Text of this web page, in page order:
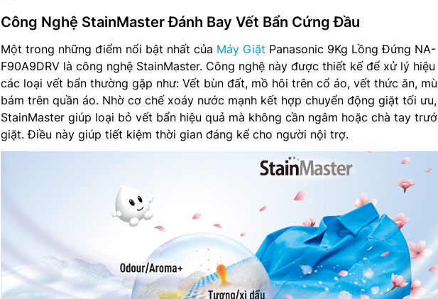
Công Nghệ StainMaster Đánh Bay Vết Bẩn Cứng Đầu
Một trong những điểm nổi bật nhất của Máy Giặt Panasonic 9Kg Lồng Đứng NA-
F90A9DRV là công nghệ StainMaster. Công nghệ này được thiết kế để xử lý hiệu
các loại vết bẩn thường gặp như: Vết bùn đất, mồ hôi trên cổ áo, vết thức ăn,
bám trên quần áo. Nhờ cơ chế xoáy nước mạnh kết hợp chuyển động giặt tối ưu,
StainMaster giúp loại bỏ vết bẩn hiệu quả mà không cần ngâm hoặc chà tay
giặt. Điều này giúp tiết kiệm thời gian đáng kể cho người nội trợ.